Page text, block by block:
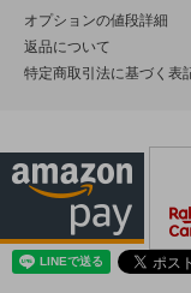
オプションの値段詳細
返品について
特定商取引法に基づく表